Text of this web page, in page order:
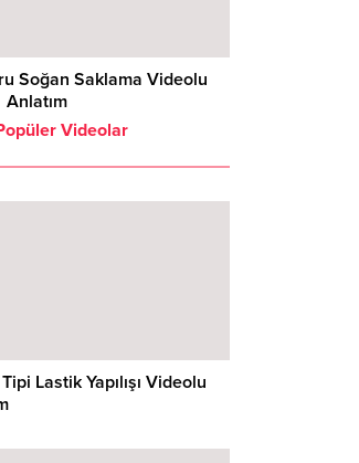
Soğan Saklama Videolu
Anlatım
Videolar
Lastik Yapılışı Videolu